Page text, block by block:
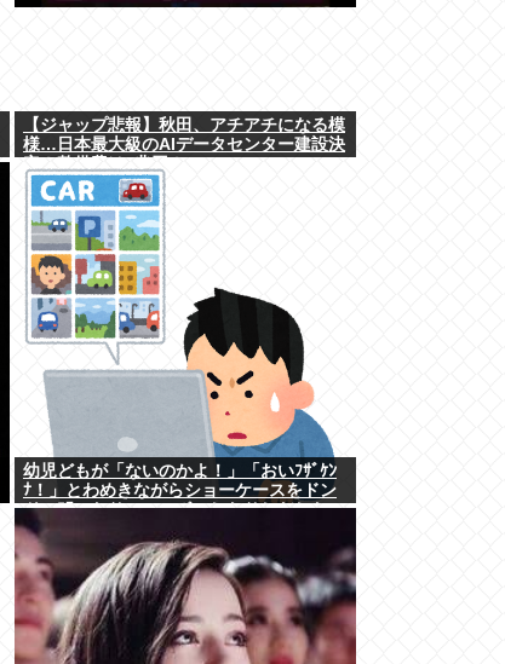
【ジャップ悲報】秋田、アチアチになる模
様…日本最大級のAIデータセンター建設決
幼児どもが「ないのかよ！」「おいﾌｻﾞｹﾝ
ﾅ！」とわめきながらショーケースをドン
ドン叩いたり、エルボーしたりしだした